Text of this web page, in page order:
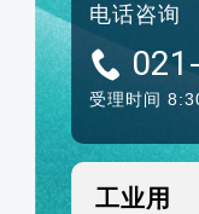
电话咨询
受理时间
工业用